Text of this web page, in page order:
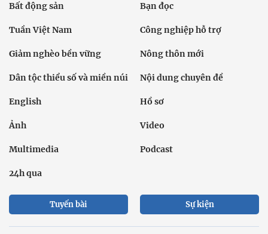
Bất động sản Bạn đọc
Tuần Việt Nam Công nghiệp hỗ trợ
Giảm nghèo bền vững Nông thôn mới
Dân tộc thiểu số và miền núi Nội dung chuyên đề
English Hồ sơ
Ảnh Video
Multimedia Podcast
24h qua
Tuyến bài Sự kiện